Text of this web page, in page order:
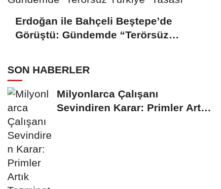
Erdoğan ile Bahçeli Beştepe’de
Görüştü: Gündemde “Terörsüz
SON HABERLER
Milyonlarca Çalışanı
Sevindiren Karar: Primler Artık